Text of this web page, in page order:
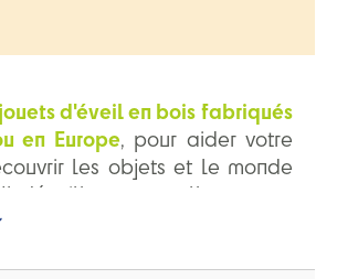
d'éveil en bois fabriqués
en Europe, pour aider votre
les objets et le monde
s'éveillera naturellement